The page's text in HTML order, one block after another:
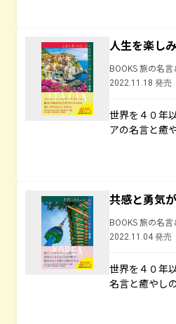
人生を楽し
BOOKS 旅の名言
2022.11.18 発売
世界を４０年
アの名言と癒
共感と勇気
BOOKS 旅の名言
2022.11.04 発売
世界を４０年
名言と癒やし